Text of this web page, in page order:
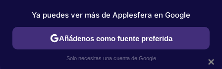
IPHONE TUTORIALES APPLESFERA SELECCIÓN
×
Ya puedes ver más de Applesfera en Google
Añádenos como fuente preferida
Solo necesitas una cuenta de Google